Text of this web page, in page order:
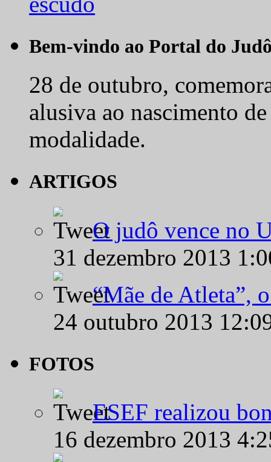
Bem-vindo ao Portal do
28 de outubro,
alusiva ao nascimento
modalidade.
ARTIGOS
O judô vence no
31 dezembro 2013
“Mãe de Atleta”,
24 outubro 2013
FOTOS
ESEF realizou
16 dezembro 2013